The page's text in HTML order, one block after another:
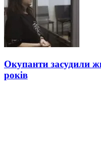
Окупанти засудили
років